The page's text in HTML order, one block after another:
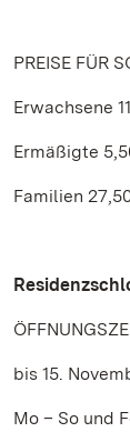
PREISE FÜR
Erwachsene
Ermäßigte
Familien
bis 15.
Mo – So und